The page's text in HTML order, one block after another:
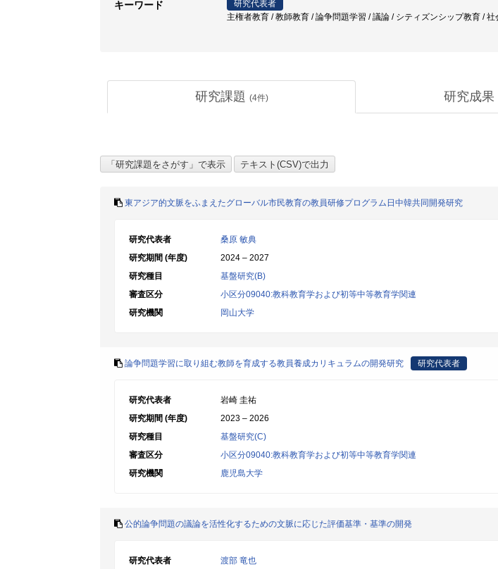
キーワード
研究代表者
主権者教育 / 教師教育 / 論争問題学習 / 議論 / シティズンシップ教育 /
研究課題 (4件) 研究成果
東アジア的文脈をふまえたグローバル市民教育の教員研修プログラム日中韓共同開発研究
研究代表者
桑原 敏典
研究期間 (年度)
2024 – 2027
研究種目
基盤研究(B)
審査区分
小区分09040:教科教育学および初等中等教育学関連
研究機関
岡山大学
論争問題学習に取り組む教師を育成する教員養成カリキュラムの開発研究 研究代表者
研究代表者
岩崎 圭祐
研究期間 (年度)
2023 – 2026
研究種目
基盤研究(C)
審査区分
小区分09040:教科教育学および初等中等教育学関連
研究機関
鹿児島大学
公的論争問題の議論を活性化するための文脈に応じた評価基準・基準の開発
研究代表者
渡部 竜也